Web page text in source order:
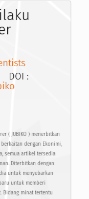
DOI :
( JUBIKO ) menerbitkan
dengan Ekonimi,
semua artikel tersedia
Diterbitkan dengan
untuk menyebarkan
untuk memberi
Bidang minat tertentu